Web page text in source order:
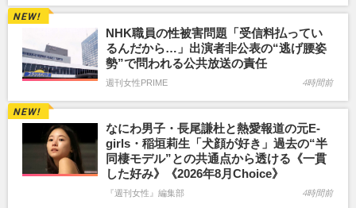
NHK職員の性被害問題「受信料払ってい
るんだから…」出演者非公表の“逃げ腰姿
勢”で問われる公共放送の責任
週刊女性PRIME 4時間前
なにわ男子・長尾謙杜と熱愛報道の元E-
girls・稲垣莉生「犬顔が好き」過去の“半
同棲モデル”との共通点から透ける《一貫
した好み》《2026年8月Choice》
『週刊女性』編集部 4時間前